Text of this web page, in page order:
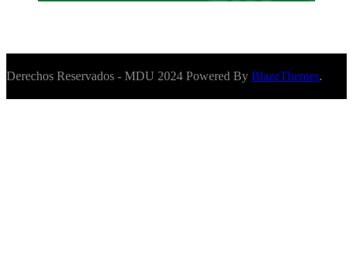
Derechos Reservados - MDU 2024 Powered By BlazeThemes.